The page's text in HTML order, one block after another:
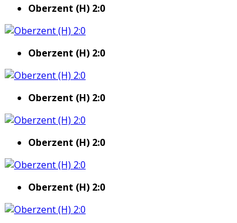
Oberzent (H) 2:0
Oberzent (H) 2:0
Oberzent (H) 2:0
Oberzent (H) 2:0
Oberzent (H) 2:0